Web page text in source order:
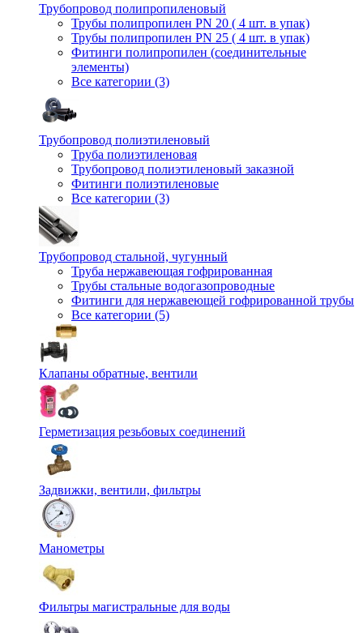
Трубопровод полипропиленовый
Трубы полипропилен PN 20 ( 4 шт. в упак)
Трубы полипропилен PN 25 ( 4 шт. в упак)
Фитинги полипропилен (cоединительные
элементы)
Все категории (3)
Трубопровод полиэтиленовый
Труба полиэтиленовая
Трубопровод полиэтиленовый заказной
Фитинги полиэтиленовые
Все категории (3)
Трубопровод стальной, чугунный
Труба нержавеющая гофрированная
Трубы стальные водогазопроводные
Фитинги для нержавеющей гофрированной трубы
Все категории (5)
Клапаны обратные, вентили
Герметизация резьбовых соединений
Задвижки, вентили, фильтры
Манометры
Фильтры магистральные для воды